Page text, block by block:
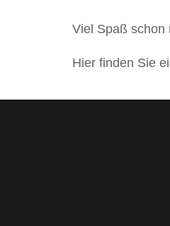
Viel Spaß schon
Hier finden Sie